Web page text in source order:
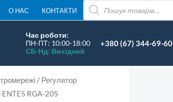
О НАС КОНТАКТИ
ПОШУК
ТОВАРІВ
Час роботи:
ПН-ПТ: 10:00-18:00
СБ-Нд: Вихідний
+380 (67) 344-69-60
/ Регулятор
ENTES RGA-20S